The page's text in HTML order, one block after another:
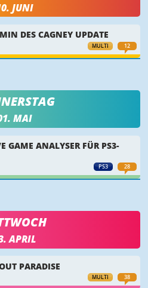
JUNI
MULTI 12
DES CAGNEY UPDATE
MAI
PS3 28
GAME ANALYSER FÜR PS3-
APRIL
MULTI 38
PARADISE